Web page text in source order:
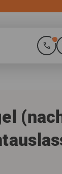
phone
collections